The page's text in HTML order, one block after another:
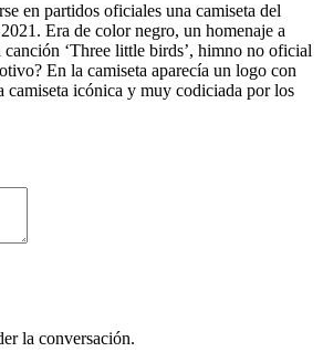
en partidos oficiales una camiseta del
Era de color negro, un homenaje a
‘Three little birds’, himno no oficial
En la camiseta aparecía un logo con
camiseta icónica y muy codiciada por los
la conversación.